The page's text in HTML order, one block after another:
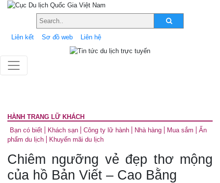
Liên kết Sơ đồ web Liên hệ
HÀNH TRANG LỮ KHÁCH
Bạn có biết
Khách sạn Công ty lữ hành Nhà hàng Mua sắm
Ấn
phẩm du lịch
Khuyến mãi du lịch
Chiêm ngưỡng vẻ đẹp thơ mộng
của hồ Bản Viết – Cao Bằng